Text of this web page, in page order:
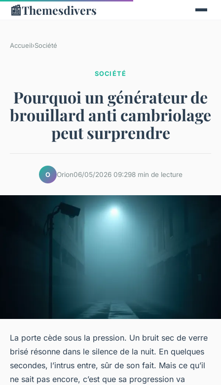
📰Themesdivers
Accueil›Société
SOCIÉTÉ
Pourquoi un générateur de
brouillard anti cambriolage
peut surprendre
O Orion06/05/2026 09:298 min de lecture
La porte cède sous la pression. Un bruit sec de verre
brisé résonne dans le silence de la nuit. En quelques
secondes, l’intrus entre, sûr de son fait. Mais ce qu’il
ne sait pas encore, c’est que sa progression va